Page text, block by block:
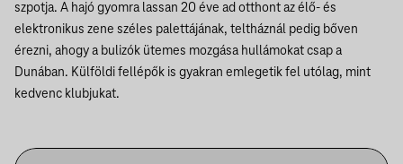
szpotja. A hajó gyomra lassan 20 éve ad otthont az élő- és
elektronikus zene széles palettájának, teltháznál pedig bőven
érezni, ahogy a bulizók ütemes mozgása hullámokat csap a
Dunában. Külföldi fellépők is gyakran emlegetik fel utólag, mint
kedvenc klubjukat.